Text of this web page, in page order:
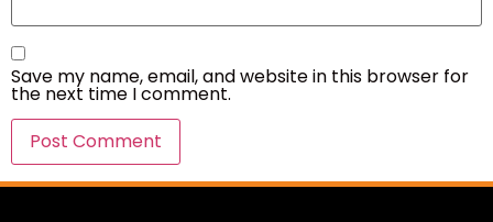
Save my name, email, and website in this browser for
the next time I comment.